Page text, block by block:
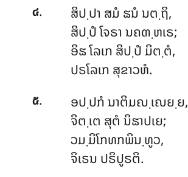
໔.
ສິປ຺ປາ ສມໍ ຘນໍ ນຕ຺ຖິ,
ສິປ຺ປໍ ໂຈຣາ ນຄຓ຺ຫເຣ;
ອິຘ ໂລເກ ສິປ຺ປໍ ມິຕ຺ຕໍ,
ປຣໂລເກ ສຸຂາວຫໍ.
໕.
ອປ຺ປກໍ ນາຕິມຎ຺ເຎຍ຺ຍ,
ຈິຕ຺ເຕ ສຸຕໍ ນິຘາປເຍ;
ວມ຺ມິໂກທກພິນ຺ທູວ,
ຈິເຣນ ປຣິປູຣຕິ.